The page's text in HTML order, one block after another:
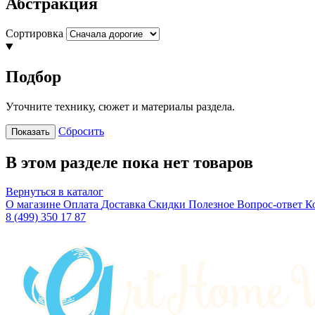
Сортировка
Подбор
Уточните технику, сюжет и материалы раздела.
Показать Сбросить
В этом разделе пока нет товаров
Вернуться в каталог
О магазине Оплата Доставка Скидки Полезное Вопрос-ответ
8 (499) 350 17 87